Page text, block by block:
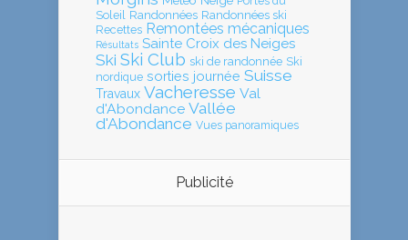
Soleil Randonnées Randonnées ski
Recettes Remontées mécaniques
Résultats Sainte Croix des Neiges
Ski Ski Club ski de randonnée Ski
nordique sorties journée Suisse
Travaux Vacheresse Val
d'Abondance Vallée
d'Abondance Vues panoramiques
Publicité